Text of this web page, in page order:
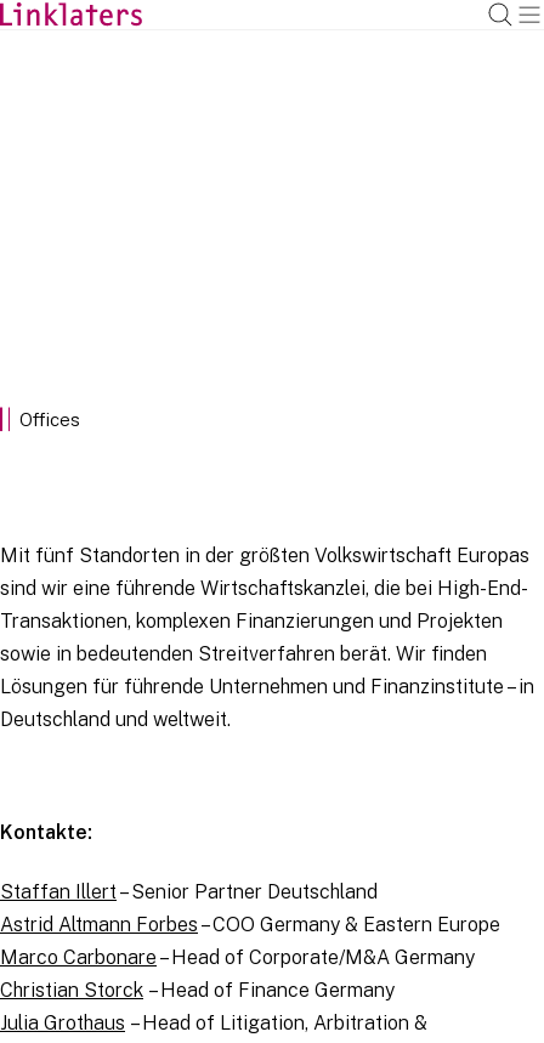
Offices
Mit fünf Standorten in der größten Volkswirtschaft Europas
sind wir eine führende Wirtschaftskanzlei, die bei High-End-
Transaktionen, komplexen Finanzierungen und Projekten
sowie in bedeutenden Streitverfahren berät. Wir finden
Lösungen für führende Unternehmen und Finanzinstitute – in
Deutschland und weltweit.
Kontakte:
Staffan Illert – Senior Partner Deutschland
Astrid Altmann Forbes – COO Germany & Eastern Europe
Marco Carbonare – Head of Corporate/M&A Germany
Christian Storck – Head of Finance Germany
Julia Grothaus – Head of Litigation, Arbitration &